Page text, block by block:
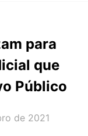
para
que
Público
de 2021